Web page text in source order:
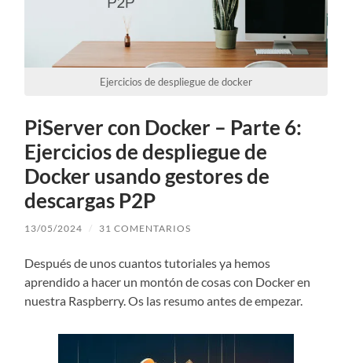
Ejercicios de despliegue de docker
PiServer con Docker – Parte 6:
Ejercicios de despliegue de
Docker usando gestores de
descargas P2P
13/05/2024 / 31 COMENTARIOS
Después de unos cuantos tutoriales ya hemos
aprendido a hacer un montón de cosas con Docker en
nuestra Raspberry. Os las resumo antes de empezar.